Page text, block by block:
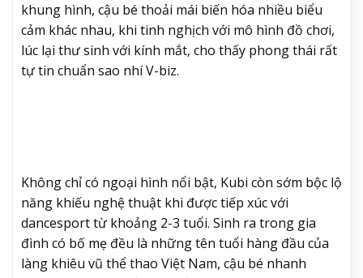
khung hình, cậu bé thoải mái biến hóa nhiều biểu
cảm khác nhau, khi tinh nghịch với mô hình đồ chơi,
lúc lại thư sinh với kính mắt, cho thấy phong thái rất
tự tin chuẩn sao nhí V-biz.
Không chỉ có ngoại hình nổi bật, Kubi còn sớm bộc lộ
năng khiếu nghệ thuật khi được tiếp xúc với
dancesport từ khoảng 2-3 tuổi. Sinh ra trong gia
đình có bố mẹ đều là những tên tuổi hàng đầu của
làng khiêu vũ thể thao Việt Nam, cậu bé nhanh